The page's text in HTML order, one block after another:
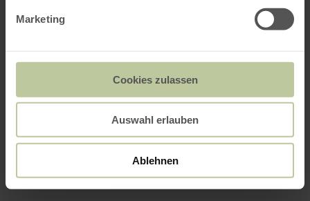
Marketing
Cookies zulassen
Auswahl erlauben
Ablehnen